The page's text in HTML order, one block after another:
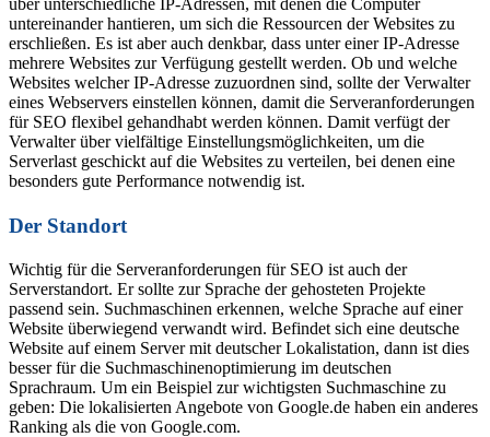
über unterschiedliche IP-Adressen, mit denen die Computer
untereinander hantieren, um sich die Ressourcen der Websites zu
erschließen. Es ist aber auch denkbar, dass unter einer IP-Adresse
mehrere Websites zur Verfügung gestellt werden. Ob und welche
Websites welcher IP-Adresse zuzuordnen sind, sollte der Verwalter
eines Webservers einstellen können, damit die Serveranforderungen
für SEO flexibel gehandhabt werden können. Damit verfügt der
Verwalter über vielfältige Einstellungsmöglichkeiten, um die
Serverlast geschickt auf die Websites zu verteilen, bei denen eine
besonders gute Performance notwendig ist.
Der Standort
Wichtig für die Serveranforderungen für SEO ist auch der
Serverstandort. Er sollte zur Sprache der gehosteten Projekte
passend sein. Suchmaschinen erkennen, welche Sprache auf einer
Website überwiegend verwandt wird. Befindet sich eine deutsche
Website auf einem Server mit deutscher Lokalistation, dann ist dies
besser für die Suchmaschinenoptimierung im deutschen
Sprachraum. Um ein Beispiel zur wichtigsten Suchmaschine zu
geben: Die lokalisierten Angebote von Google.de haben ein anderes
Ranking als die von Google.com.